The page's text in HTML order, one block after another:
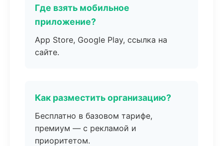
Где взять мобильное
приложение?
App Store, Google Play, ссылка на
сайте.
Как разместить организацию?
Бесплатно в базовом тарифе,
премиум — с рекламой и
приоритетом.